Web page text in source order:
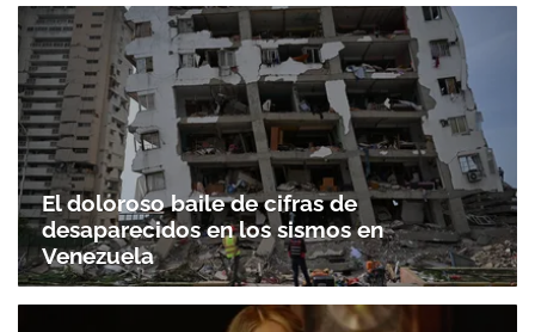
El doloroso baile de cifras de
desaparecidos en los sismos en
Venezuela